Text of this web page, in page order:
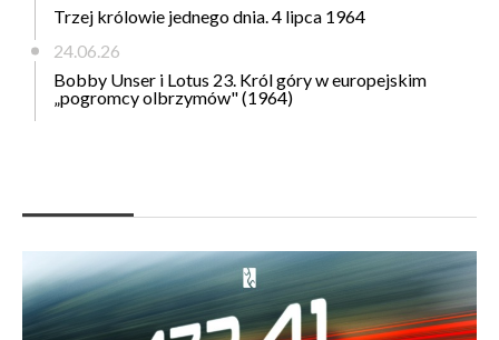
Trzej królowie jednego dnia. 4 lipca 1964
24.06.26
Bobby Unser i Lotus 23. Król góry w europejskim
„pogromcy olbrzymów" (1964)